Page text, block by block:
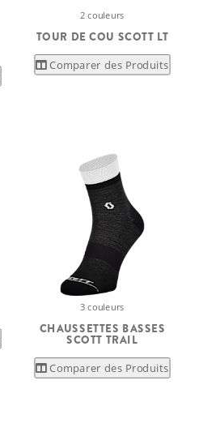
2 couleurs
TOUR DE COU SCOTT LT
Comparer des Produits
3 couleurs
CHAUSSETTES BASSES
SCOTT TRAIL
Comparer des Produits